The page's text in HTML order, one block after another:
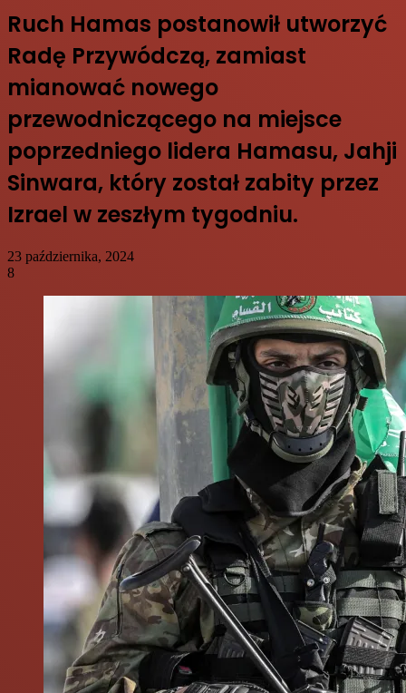
Ruch Hamas postanowił utworzyć
Radę Przywódczą, zamiast
mianować nowego
przewodniczącego na miejsce
poprzedniego lidera Hamasu, Jahji
Sinwara, który został zabity przez
Izrael w zeszłym tygodniu.
23 października, 2024
8